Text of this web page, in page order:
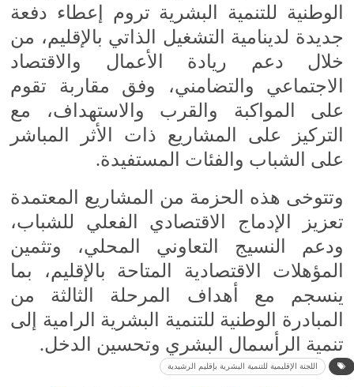
الوطنية للتنمية البشرية تروم إعطاء دفعة
جديدة لدينامية التشغيل الذاتي بالإقليم، من
خلال دعم ريادة الأعمال والاقتصاد
الاجتماعي والتضامني، وفق مقاربة تقوم
على المواكبة والقرب والاستهداف، مع
التركيز على المشاريع ذات الأثر المباشر
على الشباب والفئات المستفيدة.
وتتوخى هذه الحزمة من المشاريع المعتمدة
تعزيز الإدماج الاقتصادي الفعلي للشباب،
ودعم النسيج التعاوني المحلي، وتثمين
المؤهلات الاقتصادية المتاحة بالإقليم، بما
ينسجم مع أهداف المرحلة الثالثة من
المبادرة الوطنية للتنمية البشرية الرامية إلى
تنمية الرأسمال البشري وتحسين الدخل.
اللجنة الإقليمية للتنمية البشرية بإقليم الرشيدية